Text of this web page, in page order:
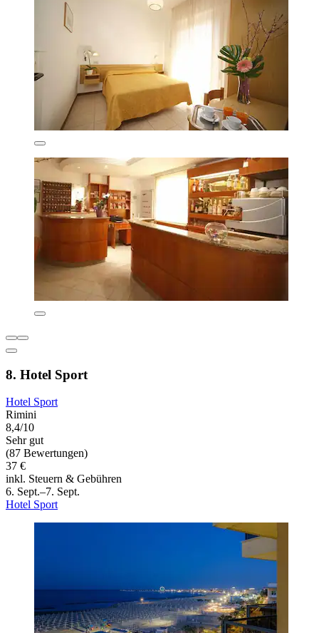
8. Hotel Sport
Hotel Sport
Rimini
8,4/10
Sehr gut
(87 Bewertungen)
37 €
inkl. Steuern & Gebühren
6. Sept.–7. Sept.
Hotel Sport